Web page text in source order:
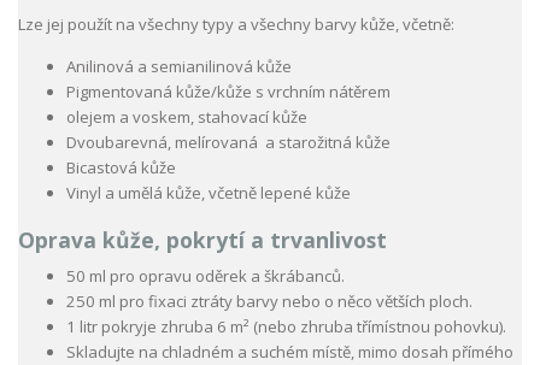
Lze jej použít na všechny typy a všechny barvy kůže, včetně:
Anilinová a semianilinová kůže
Pigmentovaná kůže/kůže s vrchním nátěrem
olejem a voskem, stahovací kůže
Dvoubarevná, melírovaná a starožitná kůže
Bicastová kůže
Vinyl a umělá kůže, včetně lepené kůže
Oprava kůže, pokrytí a trvanlivost
50 ml pro opravu oděrek a škrábanců.
250 ml pro fixaci ztráty barvy nebo o něco větších ploch.
1 litr pokryje zhruba 6 m² (nebo zhruba třímístnou pohovku).
Skladujte na chladném a suchém místě, mimo dosah přímého